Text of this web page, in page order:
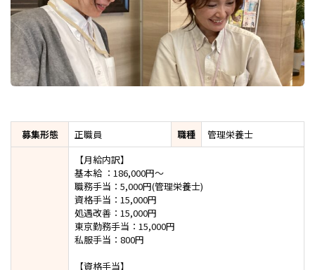
募集形態 正職員 職種
管理栄養士
【月給内訳】
基本給 ：186,000円～
職務手当：5,000円(管理栄養士)
資格手当：15,000円
処遇改善：15,000円
東京勤務手当：15,000円
私服手当：800円
【資格手当】